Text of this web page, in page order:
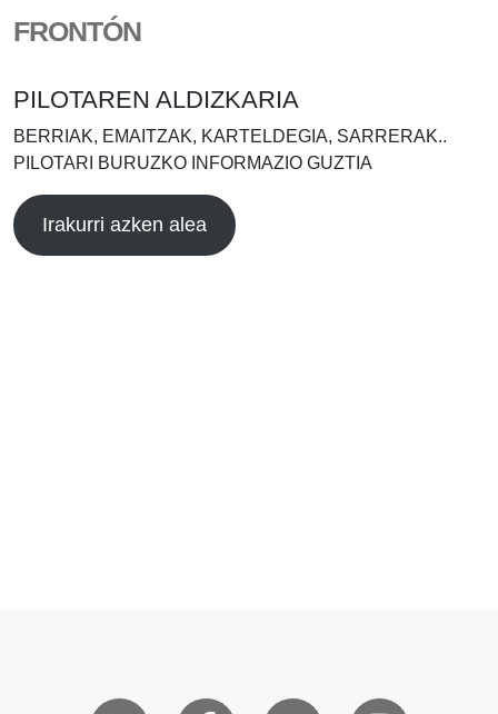
FRONTÓN
PILOTAREN ALDIZKARIA
BERRIAK, EMAITZAK, KARTELDEGIA, SARRERAK..
PILOTARI BURUZKO INFORMAZIO GUZTIA
Irakurri azken alea